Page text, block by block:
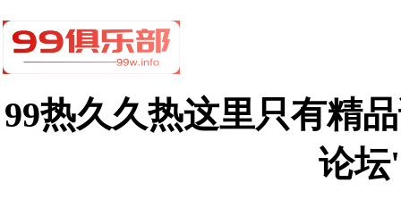
99热久久热这里只有精
论坛